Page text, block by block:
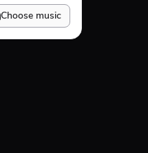
Choose music